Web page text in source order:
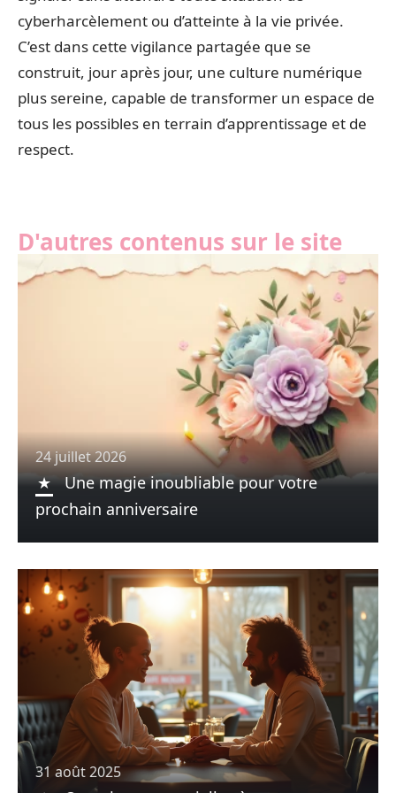
cyberharcèlement ou d’atteinte à la vie privée.
C’est dans cette vigilance partagée que se
construit, jour après jour, une culture numérique
plus sereine, capable de transformer un espace de
tous les possibles en terrain d’apprentissage et de
respect.
D'autres contenus sur le site
24 juillet 2026
Une magie inoubliable pour votre
prochain anniversaire
31 août 2025